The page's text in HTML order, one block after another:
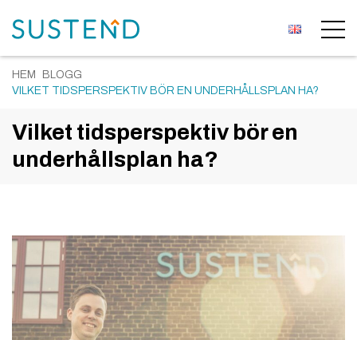
HEM
BLOGG
VILKET TIDSPERSPEKTIV BÖR EN UNDERHÅLLSPLAN HA?
Vilket tidsperspektiv bör en
underhållsplan ha?